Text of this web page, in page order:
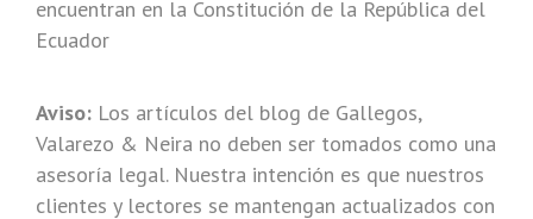
encuentran en la Constitución de la República del
Ecuador
Aviso: Los artículos del blog de Gallegos,
Valarezo & Neira no deben ser tomados como una
asesoría legal. Nuestra intención es que nuestros
clientes y lectores se mantengan actualizados con